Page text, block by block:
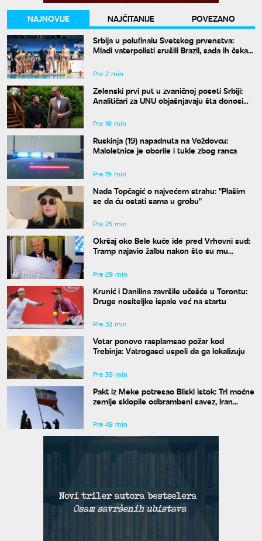
NAJNOVIJE NAJČITANIJE
POVEZANO
Srbija u polufinalu Svetskog prvenstva:
Mladi vaterpolisti srušili Brazil, sada ih čeka
Pre 2 min
Zelenski prvi put u zvaničnoj poseti Srbiji:
Analitičari za UNU objašnjavaju šta donosi
Moskva
Pre 10 min
Ruskinja (19) napadnuta na Voždovcu:
Maloletnice je oborile i tukle zbog ranca
Pre 19 min
Nada Topčagić o najvećem strahu: "Plašim
se da ću ostati sama u grobu"
Pre 25 min
Okršaj oko Bele kuće ide pred Vrhovni sud:
Tramp najavio žalbu nakon što su mu
Pre 29 min
Krunić i Danilina završile učešće u Torontu:
Druge nositeljke ispale već na startu
Pre 32 min
Vetar ponovo rasplamsao požar kod
Trebinja: Vatrogasci uspeli da ga lokalizuju
Pre 39 min
Pakt iz Meke potresao Bliski istok: Tri moćne
zemlje sklopile odbrambeni savez, Iran
Pre 49 min